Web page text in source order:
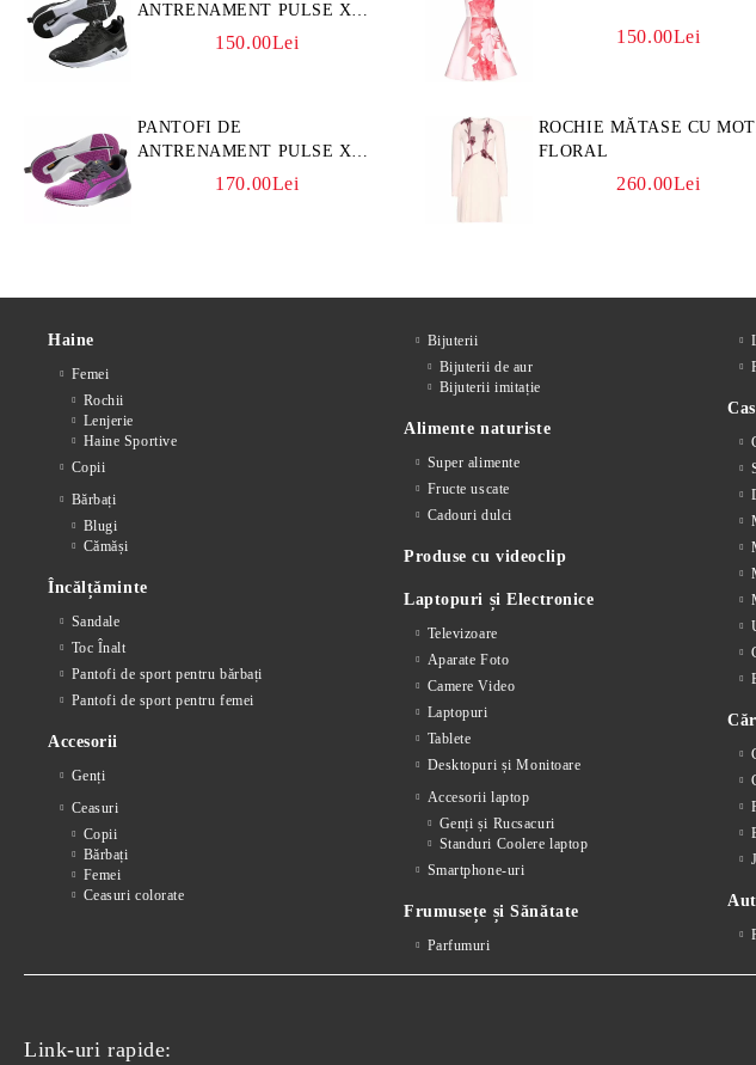
ANTRENAMENT PULSE XT
150.00Lei
PANTOFI DE
ANTRENAMENT PULSE XT
170.00Lei
150.00Lei
ROCHIE MĂTASE CU
FLORAL
260.00Lei
Haine
Femei
Rochii
Lenjerie
Haine Sportive
Copii
Bărbați
Blugi
Cămăși
Încălțăminte
Sandale
Toc Înalt
Pantofi de sport pentru bărbați
Pantofi de sport pentru femei
Accesorii
Genți
Ceasuri
Copii
Bărbați
Femei
Ceasuri colorate
Bijuterii
Bijuterii de aur
Bijuterii imitație
Alimente naturiste
Super alimente
Fructe uscate
Cadouri dulci
Produse cu videoclip
Laptopuri și Electronice
Televizoare
Aparate Foto
Camere Video
Laptopuri
Tablete
Desktopuri și Monitoare
Accesorii laptop
Genți și Rucsacuri
Standuri Coolere laptop
Smartphone-uri
Frumusețe și Sănătate
Parfumuri
Link-uri rapide: